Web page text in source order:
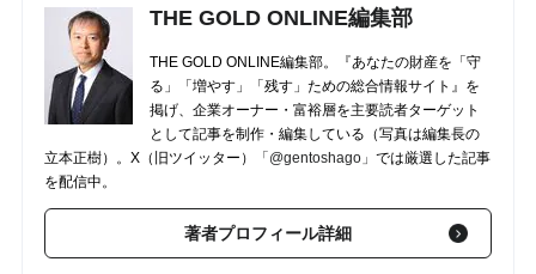
THE GOLD ONLINE編集部
THE GOLD ONLINE編集部。『あなたの財産を「守
る」「増やす」「残す」ための総合情報サイト』を
掲げ、企業オーナー・富裕層を主要読者ターゲット
として記事を制作・編集している（写真は編集長の
立本正樹）。X（旧ツイッター）
「@gentoshago」 では厳選した記事
を配信中。
著者プロフィール詳細